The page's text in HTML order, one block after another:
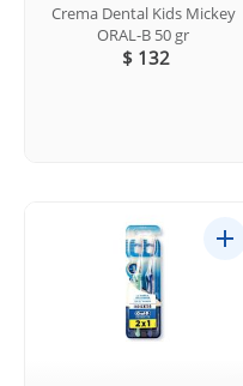
Crema Dental Kids Mickey
ORAL-B 50 gr
$ 132